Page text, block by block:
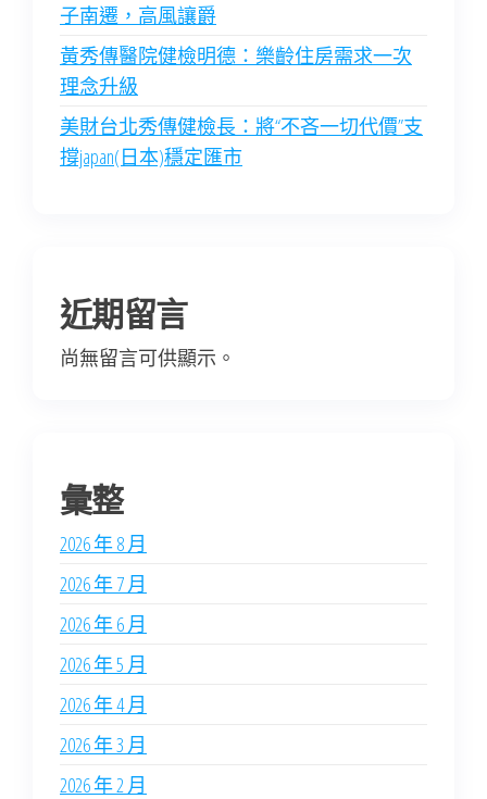
子南遷，高風讓爵
黃秀傳醫院健檢明德：樂齡住房需求一次
理念升級
美財台北秀傳健檢長：將“不吝一切代價”支
撐japan(日本)穩定匯市
近期留言
尚無留言可供顯示。
彙整
2026 年 8 月
2026 年 7 月
2026 年 6 月
2026 年 5 月
2026 年 4 月
2026 年 3 月
2026 年 2 月